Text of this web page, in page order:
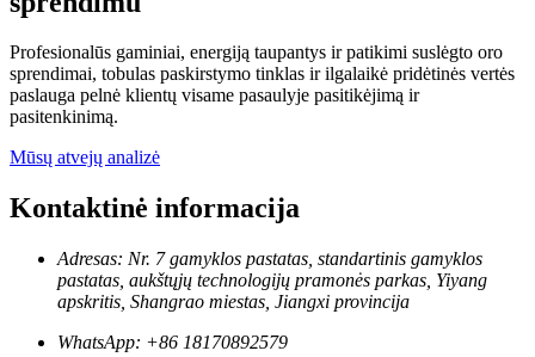
Profesionalūs gaminiai, energiją taupantys ir patikimi suslėgto oro
sprendimai, tobulas paskirstymo tinklas ir ilgalaikė pridėtinės vertės
paslauga pelnė klientų visame pasaulyje pasitikėjimą ir
pasitenkinimą.
Mūsų atvejų analizė
Kontaktinė informacija
Adresas: Nr. 7 gamyklos pastatas, standartinis gamyklos
pastatas, aukštųjų technologijų pramonės parkas, Yiyang
apskritis, Shangrao miestas, Jiangxi provincija
WhatsApp: +86 18170892579